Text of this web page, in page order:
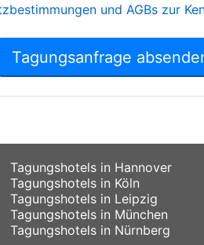
und AGBs zur
Tagungsanfrage
Tagungshotels in Hannover
Tagungshotels in Köln
Tagungshotels in Leipzig
Tagungshotels in München
Tagungshotels in Nürnberg